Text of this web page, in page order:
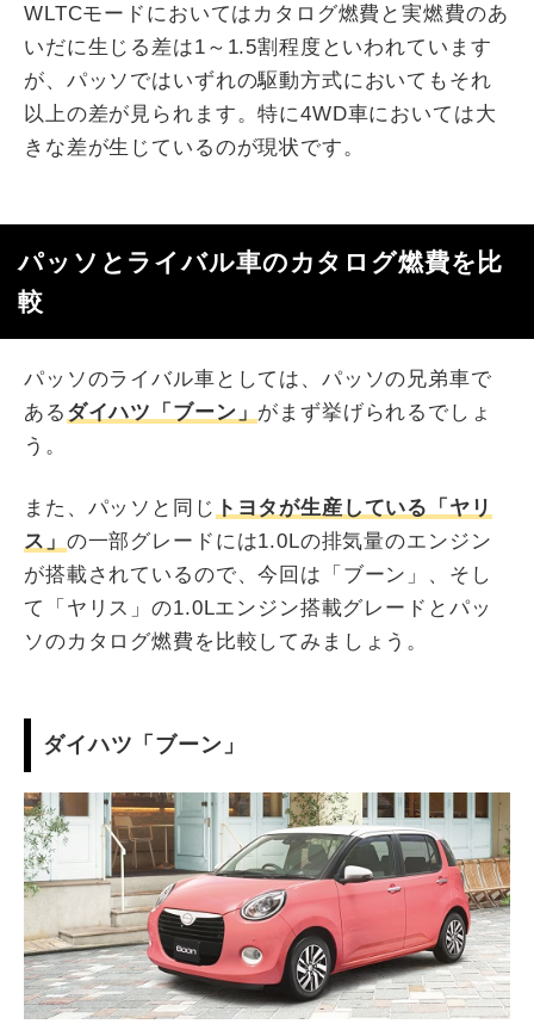
WLTCモードにおいてはカタログ燃費と実燃費のあ
いだに生じる差は1～1.5割程度といわれています
が、パッソではいずれの駆動方式においてもそれ
以上の差が見られます。特に4WD車においては大
きな差が生じているのが現状です。
パッソとライバル車のカタログ燃費を比
較
パッソのライバル車としては、パッソの兄弟車で
ある ダイハツ「ブーン」 がまず挙げられるでしょ
う。
また、パッソと同じ トヨタが生産している「ヤリ
ス」 の一部グレードには1.0Lの排気量のエンジン
が搭載されているので、今回は「ブーン」、そし
て「ヤリス」の1.0Lエンジン搭載グレードとパッ
ソのカタログ燃費を比較してみましょう。
ダイハツ「ブーン」